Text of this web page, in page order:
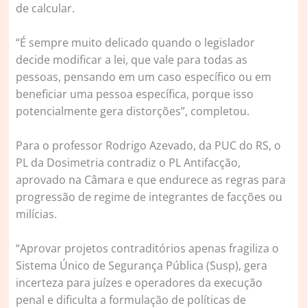
de calcular.
“É sempre muito delicado quando o legislador
decide modificar a lei, que vale para todas as
pessoas, pensando em um caso específico ou em
beneficiar uma pessoa específica, porque isso
potencialmente gera distorções”, completou.
Para o professor Rodrigo Azevado, da PUC do RS, o
PL da Dosimetria contradiz o PL Antifacção,
aprovado na Câmara e que endurece as regras para
progressão de regime de integrantes de facções ou
milícias.
“Aprovar projetos contraditórios apenas fragiliza o
Sistema Único de Segurança Pública (Susp), gera
incerteza para juízes e operadores da execução
penal e dificulta a formulação de políticas de